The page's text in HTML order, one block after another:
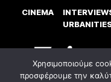
CINEMA
Χρησιμοποιούμε
προσφέρουμε την